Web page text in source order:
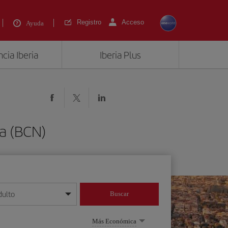
Ayuda Registro Acceso
Iberia Iberia Plus
(BCN)
mes/año
Buscar
Más Económica